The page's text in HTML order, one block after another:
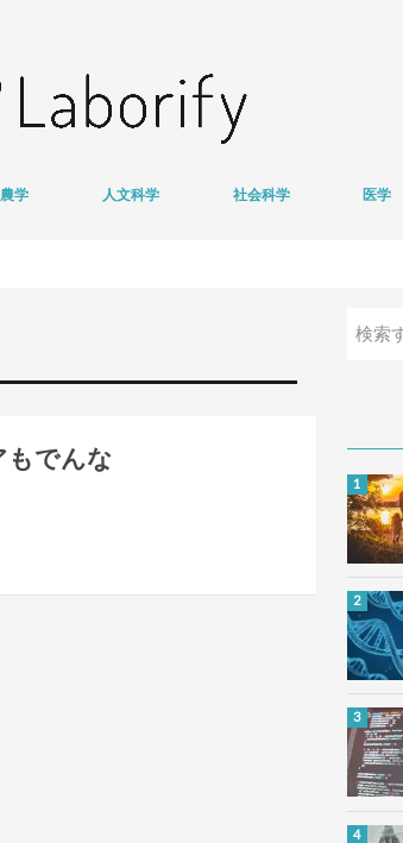
農学 人文科学 社会科学 医学
もでんな